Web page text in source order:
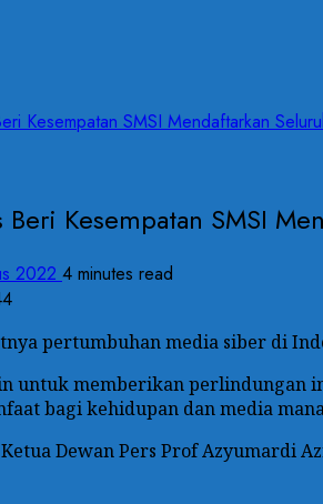
Kesempatan SMSI Mendaftarkan
Beri Kesempatan SMSI
2022 4 minutes read
pertumbuhan media siber di
untuk memberikan perlindungan
bagi kehidupan dan media
Dewan Pers Prof Azyumardi